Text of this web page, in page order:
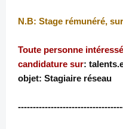
N.B: Stage rémunéré,
Toute personne
candidature sur:
objet: Stagiaire réseau